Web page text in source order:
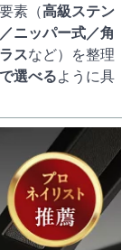
素（高級ステン
ニッパー式／角
スなど）を整理
選べるように具